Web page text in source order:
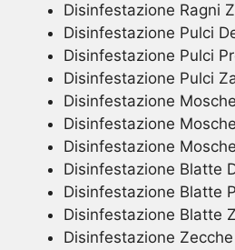
Disinfestazione Ragni
Disinfestazione Pulci
Disinfestazione Pulci
Disinfestazione Pulci
Disinfestazione
Disinfestazione
Disinfestazione
Disinfestazione Blatte
Disinfestazione Blatte
Disinfestazione Blatte
Disinfestazione